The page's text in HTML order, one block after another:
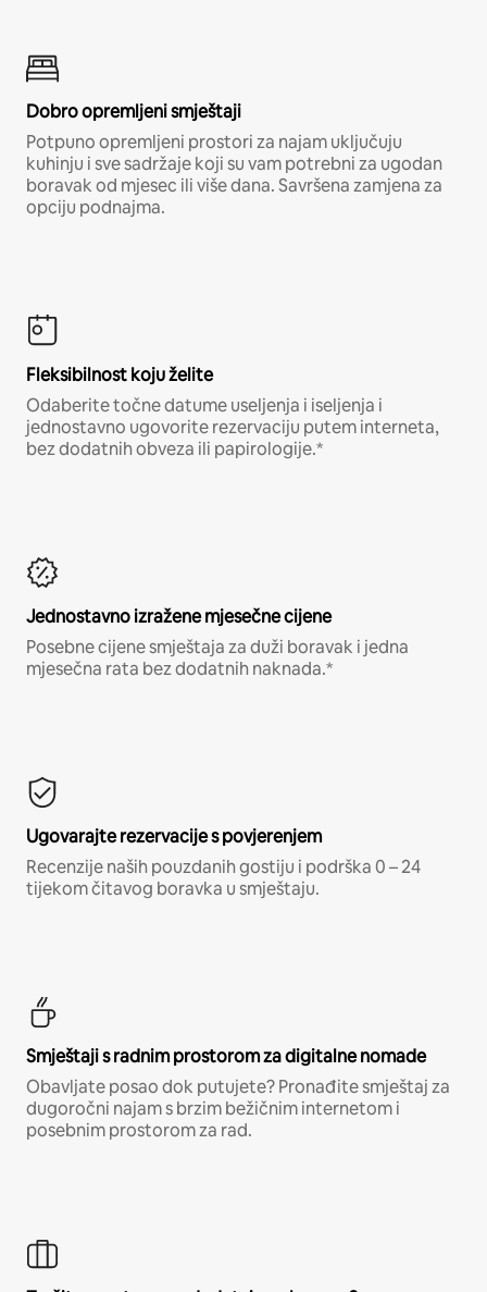
Dobro opremljeni smještaji
Potpuno opremljeni prostori za najam uključuju
kuhinju i sve sadržaje koji su vam potrebni za ugodan
boravak od mjesec ili više dana. Savršena zamjena za
opciju podnajma.
Fleksibilnost koju želite
Odaberite točne datume useljenja i iseljenja i
jednostavno ugovorite rezervaciju putem interneta,
bez dodatnih obveza ili papirologije.*
Jednostavno izražene mjesečne cijene
Posebne cijene smještaja za duži boravak i jedna
mjesečna rata bez dodatnih naknada.*
Ugovarajte rezervacije s povjerenjem
Recenzije naših pouzdanih gostiju i podrška 0 – 24
tijekom čitavog boravka u smještaju.
Smještaji s radnim prostorom za digitalne nomade
Obavljate posao dok putujete? Pronađite smještaj za
dugoročni najam s brzim bežičnim internetom i
posebnim prostorom za rad.